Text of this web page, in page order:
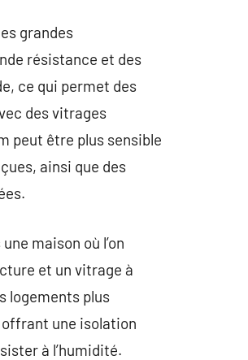
grandes
résistance et des
ce qui permet des
des vitrages
peut être plus sensible
ainsi que des
maison où l’on
et un vitrage à
logements plus
offrant une isolation
à l’humidité.